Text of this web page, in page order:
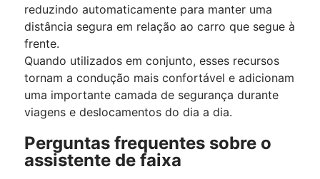
reduzindo automaticamente para manter uma
distância segura em relação ao carro que segue à
frente.
Quando utilizados em conjunto, esses recursos
tornam a condução mais confortável e adicionam
uma importante camada de segurança durante
viagens e deslocamentos do dia a dia.
Perguntas frequentes sobre o
assistente de faixa